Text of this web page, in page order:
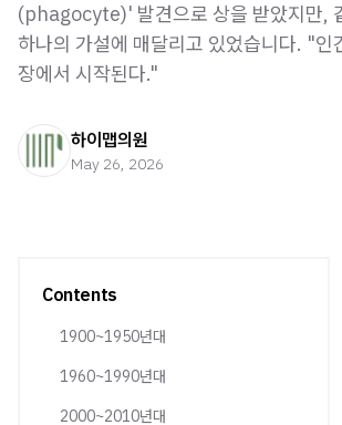
(phagocyte)' 발견으로 상을 받았지만,
하나의 가설에 매달리고 있었습니다. "인
장에서 시작된다."
하이맵의원
May 26, 2026
Contents
1900~1950년대
1960~1990년대
2000~2010년대